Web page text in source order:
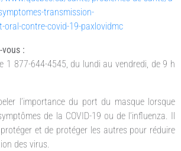
transmission-
contre-covid-19-paxlovidmc
:
1 877-644-4545, du lundi au vendredi, de 9 h
l’importance du port du masque lorsque
de la COVID-19 ou de l’influenza. Il
et de protéger les autres pour réduire
des virus.